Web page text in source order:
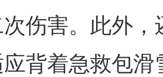
伤害。此外
背着急救包滑